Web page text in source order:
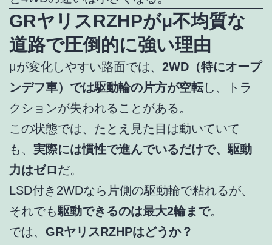
GRヤリスRZHPがμ不均質な
道路で圧倒的に強い理由
μが変化しやすい路面では、 2WD（特にオープ
ンデフ車）では駆動輪の片方が空転し、トラ
クションが失われることがある。
この状態では、たとえ見た目は動いていて
も、 実際には慣性で進んでいるだけで、駆動
力はゼロだ。
LSD付き2WDなら片側の駆動輪で粘れるが、
それでも駆動できるのは最大2輪まで。
では、 GRヤリスRZHPはどうか？